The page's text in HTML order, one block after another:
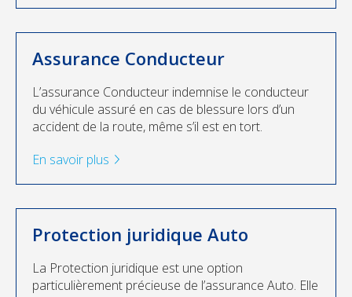
Assurance Conducteur
L’assurance Conducteur indemnise le conducteur
du véhicule assuré en cas de blessure lors d’un
accident de la route, même s’il est en tort.
En savoir plus
Protection juridique Auto
La Protection juridique est une option
particulièrement précieuse de l’assurance Auto. Elle